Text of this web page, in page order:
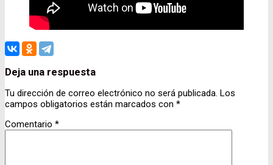
Navegación
de
entradas
Deja una respuesta
Tu dirección de correo electrónico no será publicada. Los
campos obligatorios están marcados con *
Comentario *